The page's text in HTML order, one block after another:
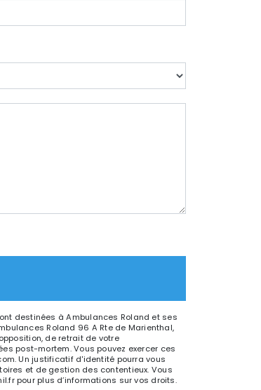
destinées à Ambulances Roland et ses
Roland 96 A Rte de Marienthal,
de retrait de votre
post-mortem. Vous pouvez exercer ces
Un justificatif d'identité pourra vous
et de gestion des contentieux. Vous
pour plus d’informations sur vos droits.